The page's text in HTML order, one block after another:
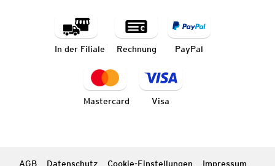
In der Filiale Rechnung PayPal
Mastercard Visa
AGB Datenschutz Cookie-Einstellungen Impressum